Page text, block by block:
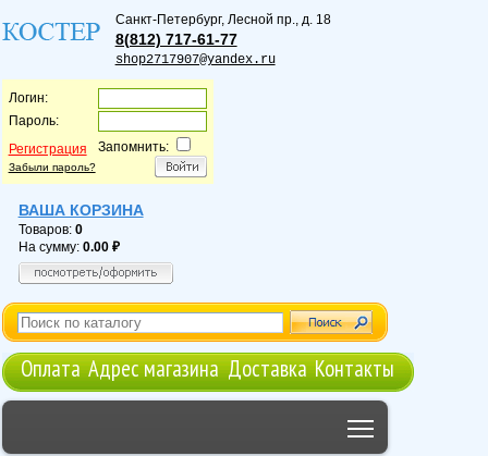
Санкт-Петербург, Лесной пр., д. 18
8(812) 717-61-77
shop2717907@yandex.ru
Логин:
Пароль:
Регистрация
Забыли пароль?
Запомнить:
ВАША КОРЗИНА
Товаров: 0
На сумму: 0.00
Оплата Адрес магазина Доставка Контакты